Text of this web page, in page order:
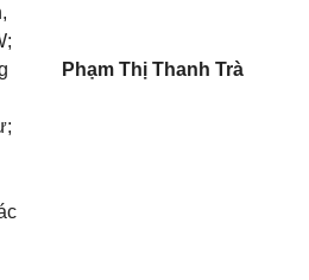
Phạm Thị Thanh Trà